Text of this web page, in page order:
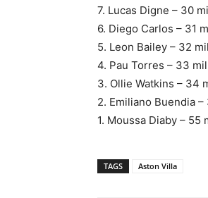
7. Lucas Digne – 30
6. Diego Carlos – 31
5. Leon Bailey – 32
4. Pau Torres – 33
3. Ollie Watkins – 34
2. Emiliano Buendia
1. Moussa Diaby –
TAGS Aston Villa